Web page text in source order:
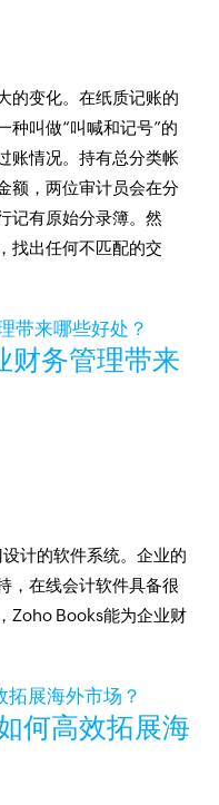
的变化。在纸质记账的
种叫做“叫喊和记号”的
账情况。持有总分类帐
额，两位审计员会在分
记有原始分录簿。然
找出任何不匹配的交
财务管理带来
计的软件系统。企业的
，在线会计软件具备很
Zoho Books能为企业财
何高效拓展海